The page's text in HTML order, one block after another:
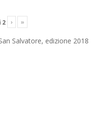
2 › »
Salvatore, edizione 2018